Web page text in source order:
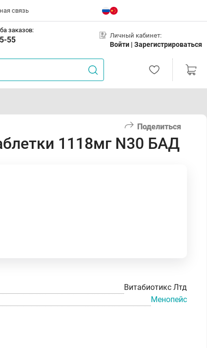
связь
заказов:
55 Личный кабинет:
Войти | Зарегистрироваться
Поделиться
1118мг N30 БАД
Витабиотикс Лтд
Менопейс